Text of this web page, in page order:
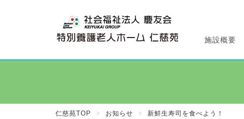
施設概要
施設概要
仁慈苑
透空
仁慈苑TOP > お知らせ > 新鮮生寿司を食べよう！